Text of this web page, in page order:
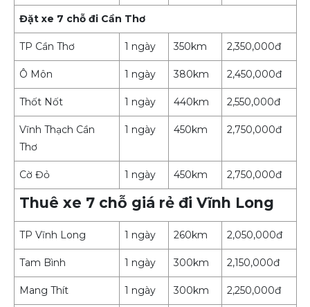
Đặt xe 7 chỗ đi Cần Thơ
TP Cần Thơ 1 ngày 350km 2,350,000đ
Ô Môn 1 ngày 380km 2,450,000đ
Thốt Nốt 1 ngày 440km 2,550,000đ
Vĩnh Thạch Cần
Thơ
1 ngày 450km 2,750,000đ
Cờ Đỏ 1 ngày 450km 2,750,000đ
Thuê xe 7 chỗ giá rẻ đi Vĩnh Long
TP Vĩnh Long 1 ngày 260km 2,050,000đ
Tam Bình 1 ngày 300km 2,150,000đ
Mang Thít 1 ngày 300km 2,250,000đ